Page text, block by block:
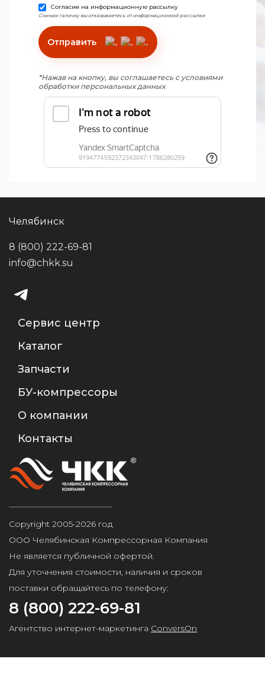
Согласие на информационную рассылку
Снимая галочку вы отказываетесь от информационной рассылки
Отправить
*Нажав на кнопку, вы соглашаетесь с условиями
обработки персональных данных
Челябинск
8 (800) 222-69-81
info@chkk.su
Сервис центр
Каталог
Запчасти
БУ-компрессоры
О компании
Контакты
Copyright 2005-2026 год
ООО Челябинская Компрессорная Компания
Не является публичной офертой.
Для уточнения стоимости, наличия и сроков
поставки обращайтесь по телефону:
8 (800) 222-69-81
Агентство интернет-маркетинга ConversOn